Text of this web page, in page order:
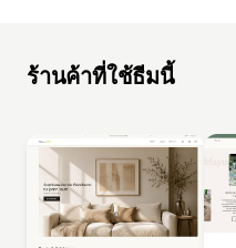
ร้านค้าที่ใช้ธีมนี้